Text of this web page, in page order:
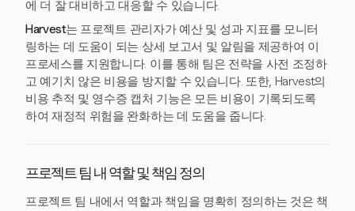
에 더 잘 대비하고 대응할 수 있습니다.
Harvest는 프로젝트 관리자가 예산 및 성과 지표를 모니터
링하는 데 도움이 되는 상세 보고서 및 알림을 제공하여 이
프로세스를 지원합니다. 이를 통해 팀은 전략을 사전 조정하
고 예기치 않은 비용을 방지할 수 있습니다. 또한, Harvest의
비용 추적 및 영수증 캡처 기능은 모든 비용이 기록되도록
하여 재정적 위험을 완화하는 데 도움을 줍니다.
프로젝트 팀 내 역할 및 책임 정의
프로젝트 팀 내에서 역할과 책임을 명확히 정의하는 것은 책